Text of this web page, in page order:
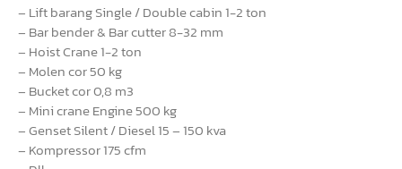
– Lift barang Single / Double cabin 1-2 ton
– Bar bender & Bar cutter 8-32 mm
– Hoist Crane 1-2 ton
– Molen cor 50 kg
– Bucket cor 0,8 m3
– Mini crane Engine 500 kg
– Genset Silent / Diesel 15 – 150 kva
– Kompressor 175 cfm